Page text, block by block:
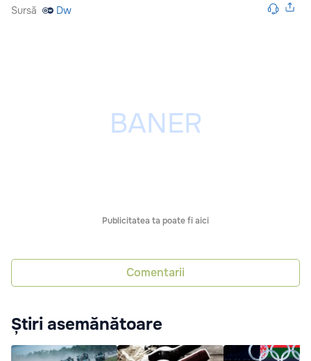
Sursă Dw
Publicitatea ta poate fi aici
Comentarii
Știri asemănătoare